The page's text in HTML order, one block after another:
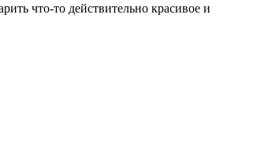
что-то действительно красивое и